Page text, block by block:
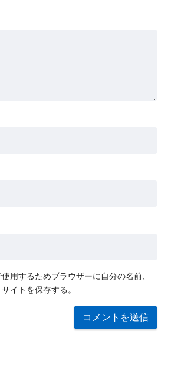
用するためブラウザーに自分の名前、
イトを保存する。